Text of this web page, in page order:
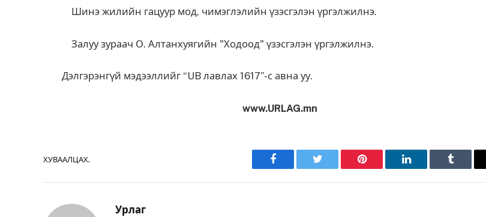
Шинэ жилийн гацуур мод, чимэглэлийн үзэсгэлэн үргэлжилнэ.
Залуу зураач О. Алтанхуягийн "Ходоод" үзэсгэлэн үргэлжилнэ.
Дэлгэрэнгүй мэдээллийг “UB лавлах 1617”-с авна уу.
www.URLAG.mn
ХУВААЛЦАХ.
Facebook Twitter Pinterest LinkedIn Tumblr
Урлаг